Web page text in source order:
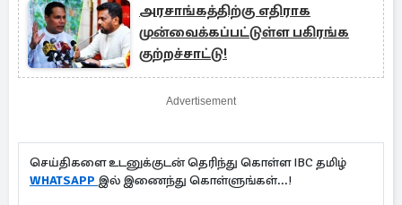
அரசாங்கத்திற்கு எதிராக
முன்வைக்கப்பட்டுள்ள பகிரங்க
குற்றச்சாட்டு!
Advertisement
செய்திகளை உடனுக்குடன் தெரிந்து கொள்ள IBC தமிழ்
WHATSAPP இல் இணைந்து கொள்ளுங்கள்...!